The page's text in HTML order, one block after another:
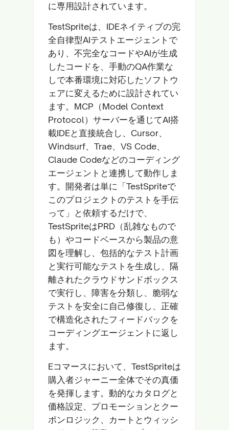
に専用設計されています。
TestSpriteは、IDEネイティブの完
全自律型AIテストエージェントで
あり、不完全なコードやAIが生成
したコードを、手動のQA作業な
しで本番環境に対応したソフトウ
ェアに変えるために設計されてい
ます。MCP（Model Context
Protocol）サーバーを通じてAI搭
載IDEと直接統合し、Cursor、
Windsurf、Trae、VS Code、
Claude Codeなどのコーディング
エージェントと連携して動作しま
す。開発者は単に「TestSpriteで
このプロジェクトのテストを手伝
って」と依頼するだけで、
TestSpriteはPRD（乱雑なもので
も）やコードベースから製品の意
図を理解し、包括的なテスト計画
と実行可能なテストを生成し、隔
離されたクラウドサンドボックス
で実行し、障害を分類し、脆弱な
テストを安全に自己修復し、正確
で構造化されたフィードバックを
コーディングエージェントに返し
ます。
Eコマースにおいて、TestSpriteは
購入者ジャーニー全体でその真価
を発揮します。動的なカタログと
価格設定、プロモーションとクー
ポンロジック、カートとウィッシ